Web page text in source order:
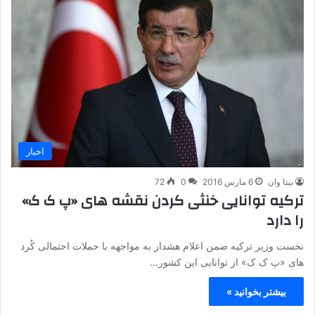
اخبار
بیتا وان 6 مارس 2016 0
72
ترکیه توانایی خنثی کردن نقشه های «پ ک ک»
را دارد
نخست وزیر ترکیه ضمن اعلام هشدار به مواجهه با حملات احتمالی کُرد
های «پ ک ک» از توانایی این کشور…
بیشتر بخوانید »